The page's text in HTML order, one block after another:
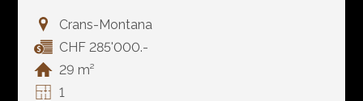
Crans-Montana
CHF 285'000.-
29 m²
1